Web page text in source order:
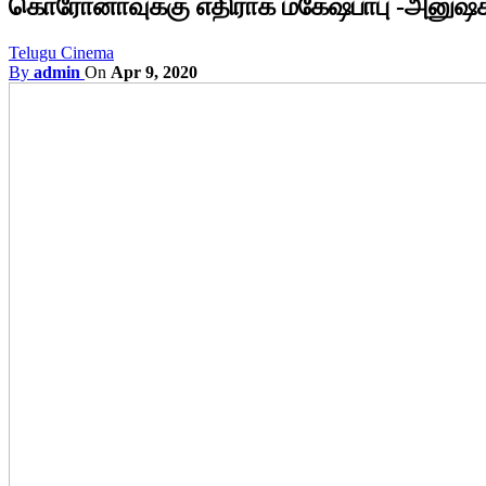
கொரோனாவுக்கு எதிராக மகேஷ்பாபு -
Telugu Cinema
By admin On Apr 9, 2020